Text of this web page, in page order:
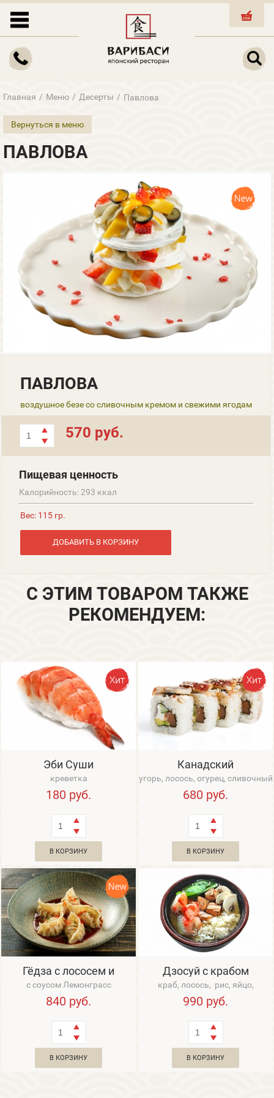
КОРЗИНА
Главная / Меню / Десерты / Павлова
Вернуться в меню
ПАВЛОВА
ПАВЛОВА
воздушное безе со сливочным кремом и свежими ягодам
570 руб.
Пищевая ценность
Калорийность: 293 ккал
Вес: 115 гр.
ДОБАВИТЬ В КОРЗИНУ
С ЭТИМ ТОВАРОМ ТАКЖЕ
РЕКОМЕНДУЕМ:
Эби Суши
креветка
180 руб.
В КОРЗИНУ
Канадский
угорь, лосось, огурец, сливочный
сыр, авокадо
680 руб.
В КОРЗИНУ
Гёдза с лососем и
тигровыми креветками
с соусом Лемонграсс
840 руб.
В КОРЗИНУ
Дзосуй с крабом
краб, лосось, рис, яйцо,
водоросли вакаме
990 руб.
В КОРЗИНУ